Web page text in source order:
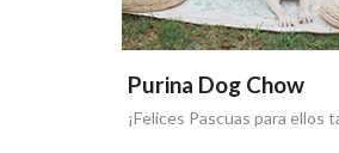
Purina Dog Chow
¡El Primer Paseo Masivo!